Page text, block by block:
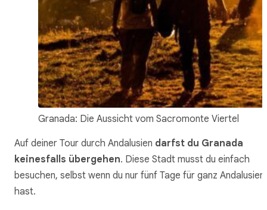
Granada: Die Aussicht vom Sacromonte Viertel
Auf deiner Tour durch Andalusien darfst du Granada
keinesfalls übergehen. Diese Stadt musst du einfach
besuchen, selbst wenn du nur fünf Tage für ganz Andalusien
hast.